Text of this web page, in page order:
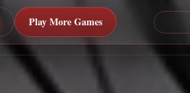
Play More Games